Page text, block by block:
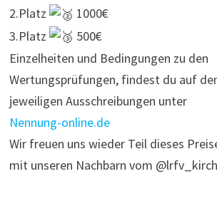
2.Platz
1000€
3.Platz
500€
Einzelheiten und Bedingungen zu den
Wertungsprüfungen, findest du auf
jeweiligen Ausschreibungen unter
Nennung-online.de
Wir freuen uns wieder Teil dieses
mit unseren Nachbarn vom